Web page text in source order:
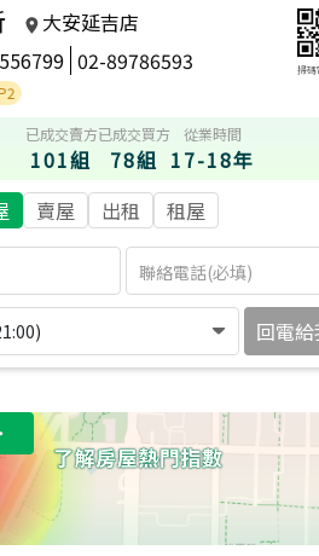
大安延吉店
02-89786593 掃碼
已成交賣方
101組
已成交買方
78組
從業時間
17-18年
賣屋 出租 租屋
回電給